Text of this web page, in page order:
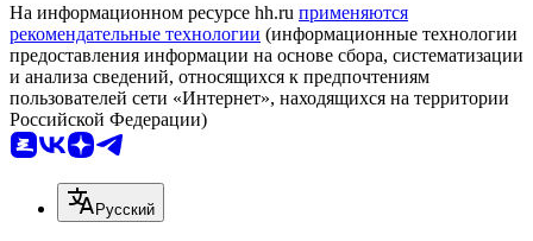
На информационном ресурсе hh.ru применяются
рекомендательные технологии (информационные технологии
предоставления информации на основе сбора, систематизации
и анализа сведений, относящихся к предпочтениям
пользователей сети «Интернет», находящихся на территории
Российской Федерации)
Русский